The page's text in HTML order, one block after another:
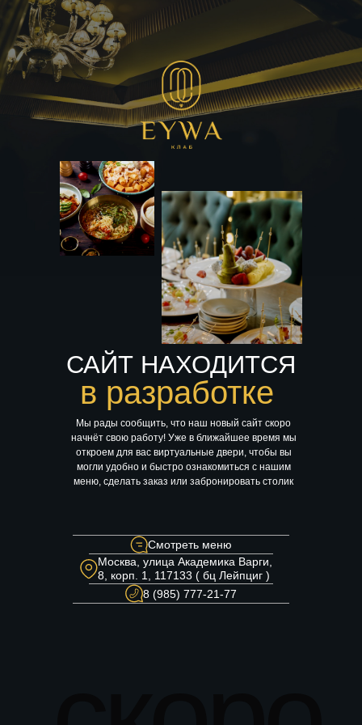
в разработке
САЙТ НАХОДИТСЯ
Мы рады сообщить, что наш новый сайт скоро
начнёт свою работу! Уже в ближайшее время мы
откроем для вас виртуальные двери, чтобы вы
могли удобно и быстро ознакомиться с нашим
меню, сделать заказ или забронировать столик
Смотреть меню
Москва, улица Академика Варги,
8, корп. 1, 117133 ( бц Лейпциг )
8 (985) 777-21-77